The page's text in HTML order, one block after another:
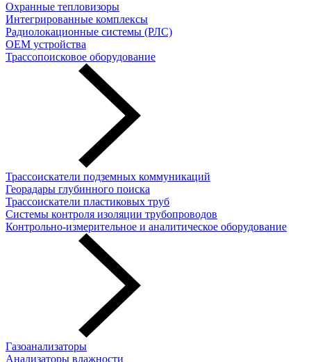
Охранные тепловизоры
Интегрированные комплексы
Радиолокационные системы (РЛС)
OEM устройства
Трассопоисковое оборудование
Трассоискатели подземных коммуникаций
Георадары глубинного поиска
Трассоискатели пластиковых труб
Cистемы контроля изоляции трубопроводов
Контрольно-измерительное и аналитическое оборудование
Газоанализаторы
Анализаторы влажности